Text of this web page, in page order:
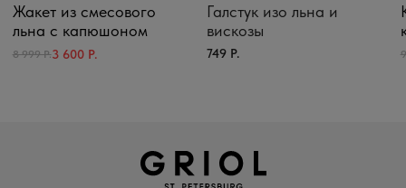
Жакет из смесового
льна с капюшоном
8 999 Р.3 600 Р.
Галстук изо льна и
вискозы
749 Р.